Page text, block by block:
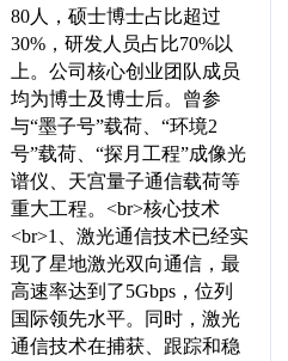
80人，硕士博士占比超过
30%，研发人员占比70%以
上。公司核心创业团队成员
均为博士及博士后。曾参
与“墨子号”载荷、“环境2
号”载荷、“探月工程”成像光
谱仪、天宫量子通信载荷等
重大工程。<br>核心技术
<br>1、激光通信技术已经实
现了星地激光双向通信，最
高速率达到了5Gbps，位列
国际领先水平。同时，激光
通信技术在捕获、跟踪和稳